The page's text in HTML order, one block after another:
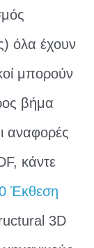
όλα έχουν
μπορούν
βήμα
αναφορές
κάντε
Έκθεση
3D